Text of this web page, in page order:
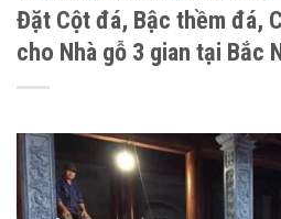
Đặt Cột đá, Bậc thềm đá,
cho Nhà gỗ 3 gian tại Bắc